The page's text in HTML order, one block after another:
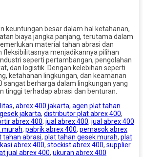
keuntungan besar dalam hal ketahanan,
biaya jangka panjang, terutama dalam
material tahan abrasi dan
fleksibilitasnya menjadikannya pilihan
seperti pertambangan, pengolahan
dan logistik. Dengan kelebihan seperti
ketahanan lingkungan, dan keamanan
sangat berharga dalam lingkungan yang
tinggi terhadap abrasi dan benturan.
, abrex 400 jakarta, agen plat tahan
jakarta, distributor plat abrex 400,
abrex 400, jual abrex 400, jual abrex 400
murah, pabrik abrex 400, pemasok abrex
tahan abrasi, plat tahan gesek murah, plat
abrex 400, stockist abrex 400, supplier
jual abrex 400, ukuran abrex 400